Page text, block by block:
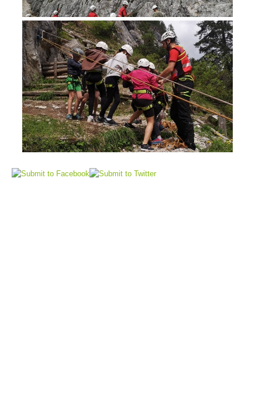
Sauvetage aérien